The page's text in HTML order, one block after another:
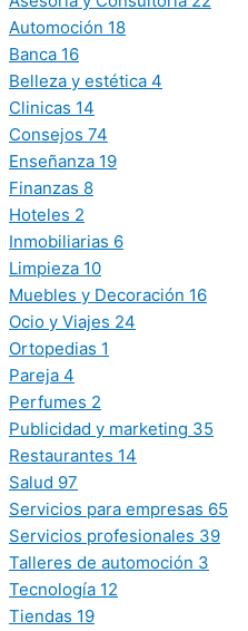
Automoción 18
Banca 16
Belleza y estética 4
Clinicas 14
Consejos 74
Enseñanza 19
Finanzas 8
Hoteles 2
Inmobiliarias 6
Limpieza 10
Muebles y Decoración 16
Ocio y Viajes 24
Ortopedias 1
Pareja 4
Perfumes 2
Publicidad y marketing 35
Restaurantes 14
Salud 97
Servicios para empresas 65
Servicios profesionales 39
Talleres de automoción 3
Tecnología 12
Tiendas 19